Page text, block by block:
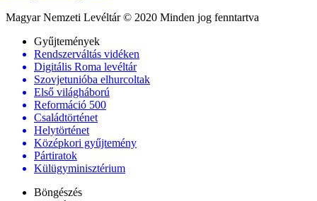
Magyar Nemzeti Levéltár © 2020 Minden jog fenntartva
Gyűjtemények
Rendszerváltás vidéken
Digitális Roma levéltár
Szovjetunióba elhurcoltak
Első világháború
Reformáció 500
Családtörténet
Helytörténet
Középkori gyűjtemény
Pártiratok
Külügyminisztérium
Böngészés